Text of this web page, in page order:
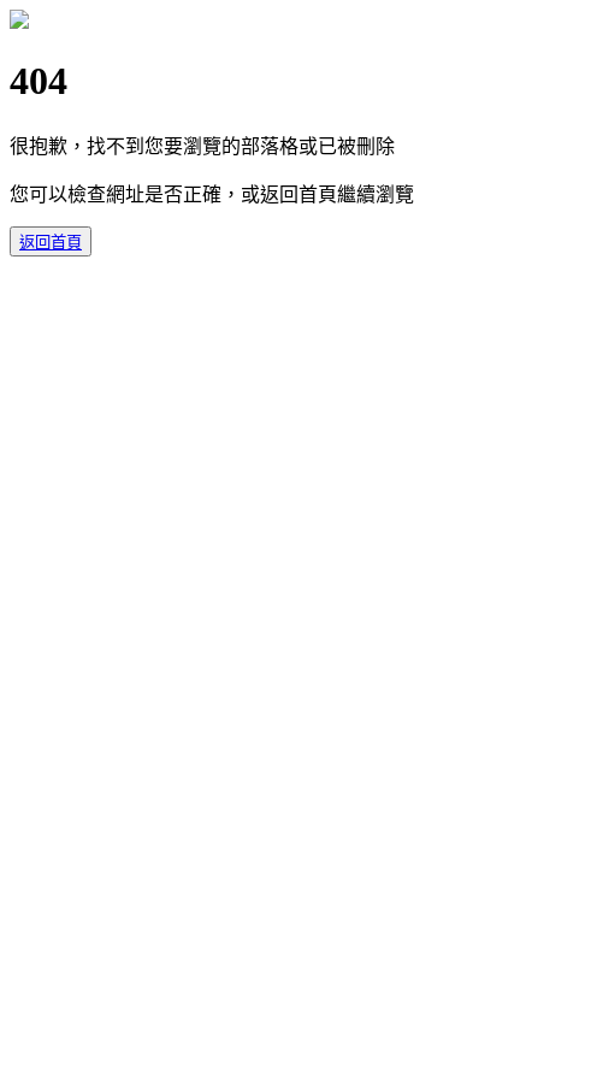
404
很抱歉，找不到您要瀏覽的部落格或已被刪除
您可以檢查網址是否正確，或返回首頁繼續瀏覽
返回首頁